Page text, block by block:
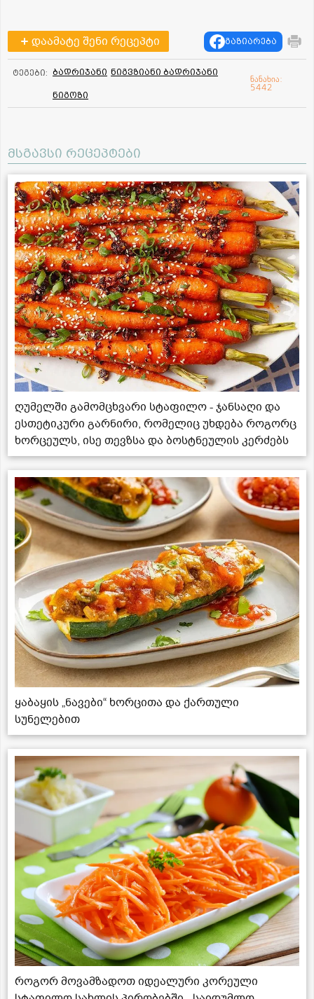
დაამატე შენი რეცეპტი გაზიარება
ტეგები: ბადრიჯანი ნიგვზიანი ბადრიჯანი
ნიგოზი
ნანახია:
5442
მსგავსი რეცეპტები
ღუმელში გამომცხვარი სტაფილო - ჯანსაღი და
ესთეტიკური გარნირი, რომელიც უხდება როგორც
ხორცეულს, ისე თევზსა და ბოსტნეულის კერძებს
ყაბაყის „ნავები“ ხორცითა და ქართული
სუნელებით
როგორ მოვამზადოთ იდეალური კორეული